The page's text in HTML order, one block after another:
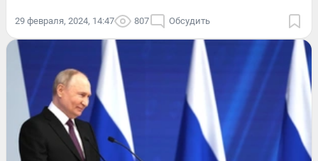
29 февраля, 2024, 14:47 807 Обсудить